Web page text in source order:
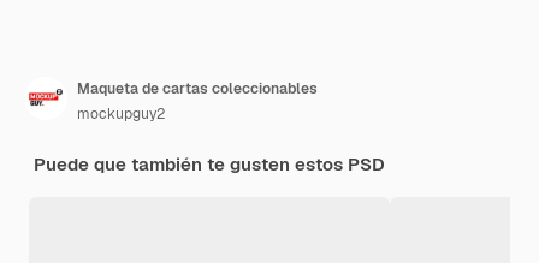
Maqueta de cartas coleccionables
mockupguy2
Puede que también te gusten estos PSD